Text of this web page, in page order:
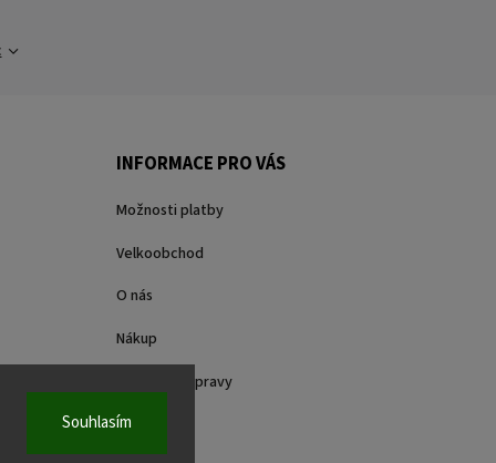
Souhlasím
INFORMACE PRO VÁS
Možnosti platby
Velkoobchod
O nás
Nákup
Způsoby dopravy